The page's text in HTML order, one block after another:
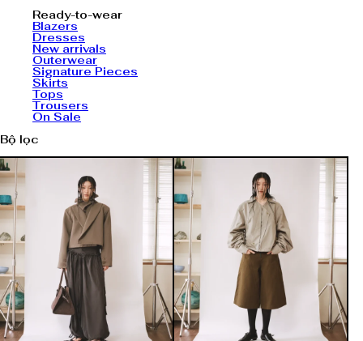
Ready-to-wear
Blazers
Dresses
New arrivals
Outerwear
Signature Pieces
Skirts
Tops
Trousers
On Sale
Bộ lọc